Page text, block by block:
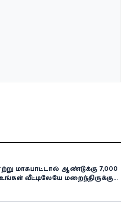
மாசுபாட்டால் ஆண்டுக்கு 7,000
– உங்கள் வீட்டிலேயே மறைந்திருக்கும்